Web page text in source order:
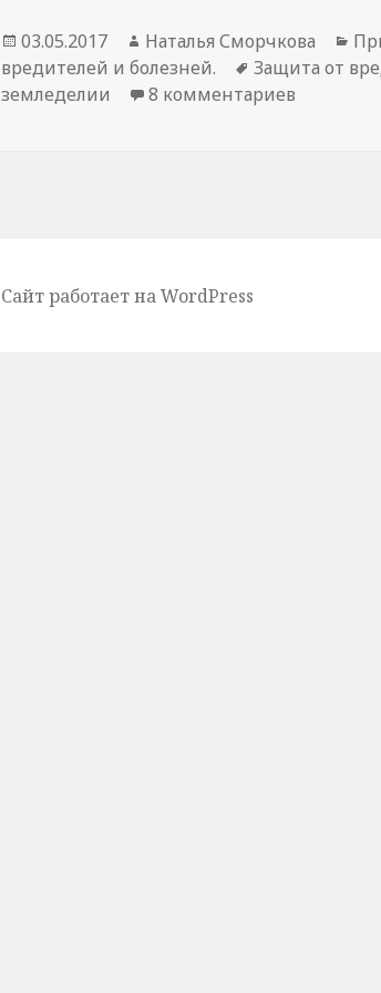
Опубликовано
03.05.2017 Автор
Наталья Сморчкова
вредителей и болезней.
Метки
Защита от
земледелии
8 комментариев
Сайт работает на WordPress